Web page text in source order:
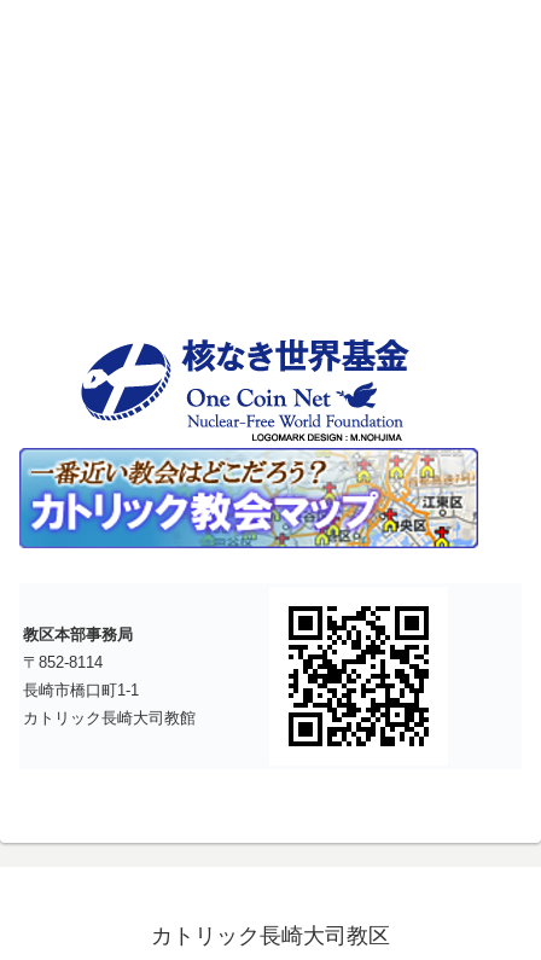
教区本部事務局
〒852-8114
長崎市橋口町1-1
カトリック長崎大司教館
カトリック長崎大司教区